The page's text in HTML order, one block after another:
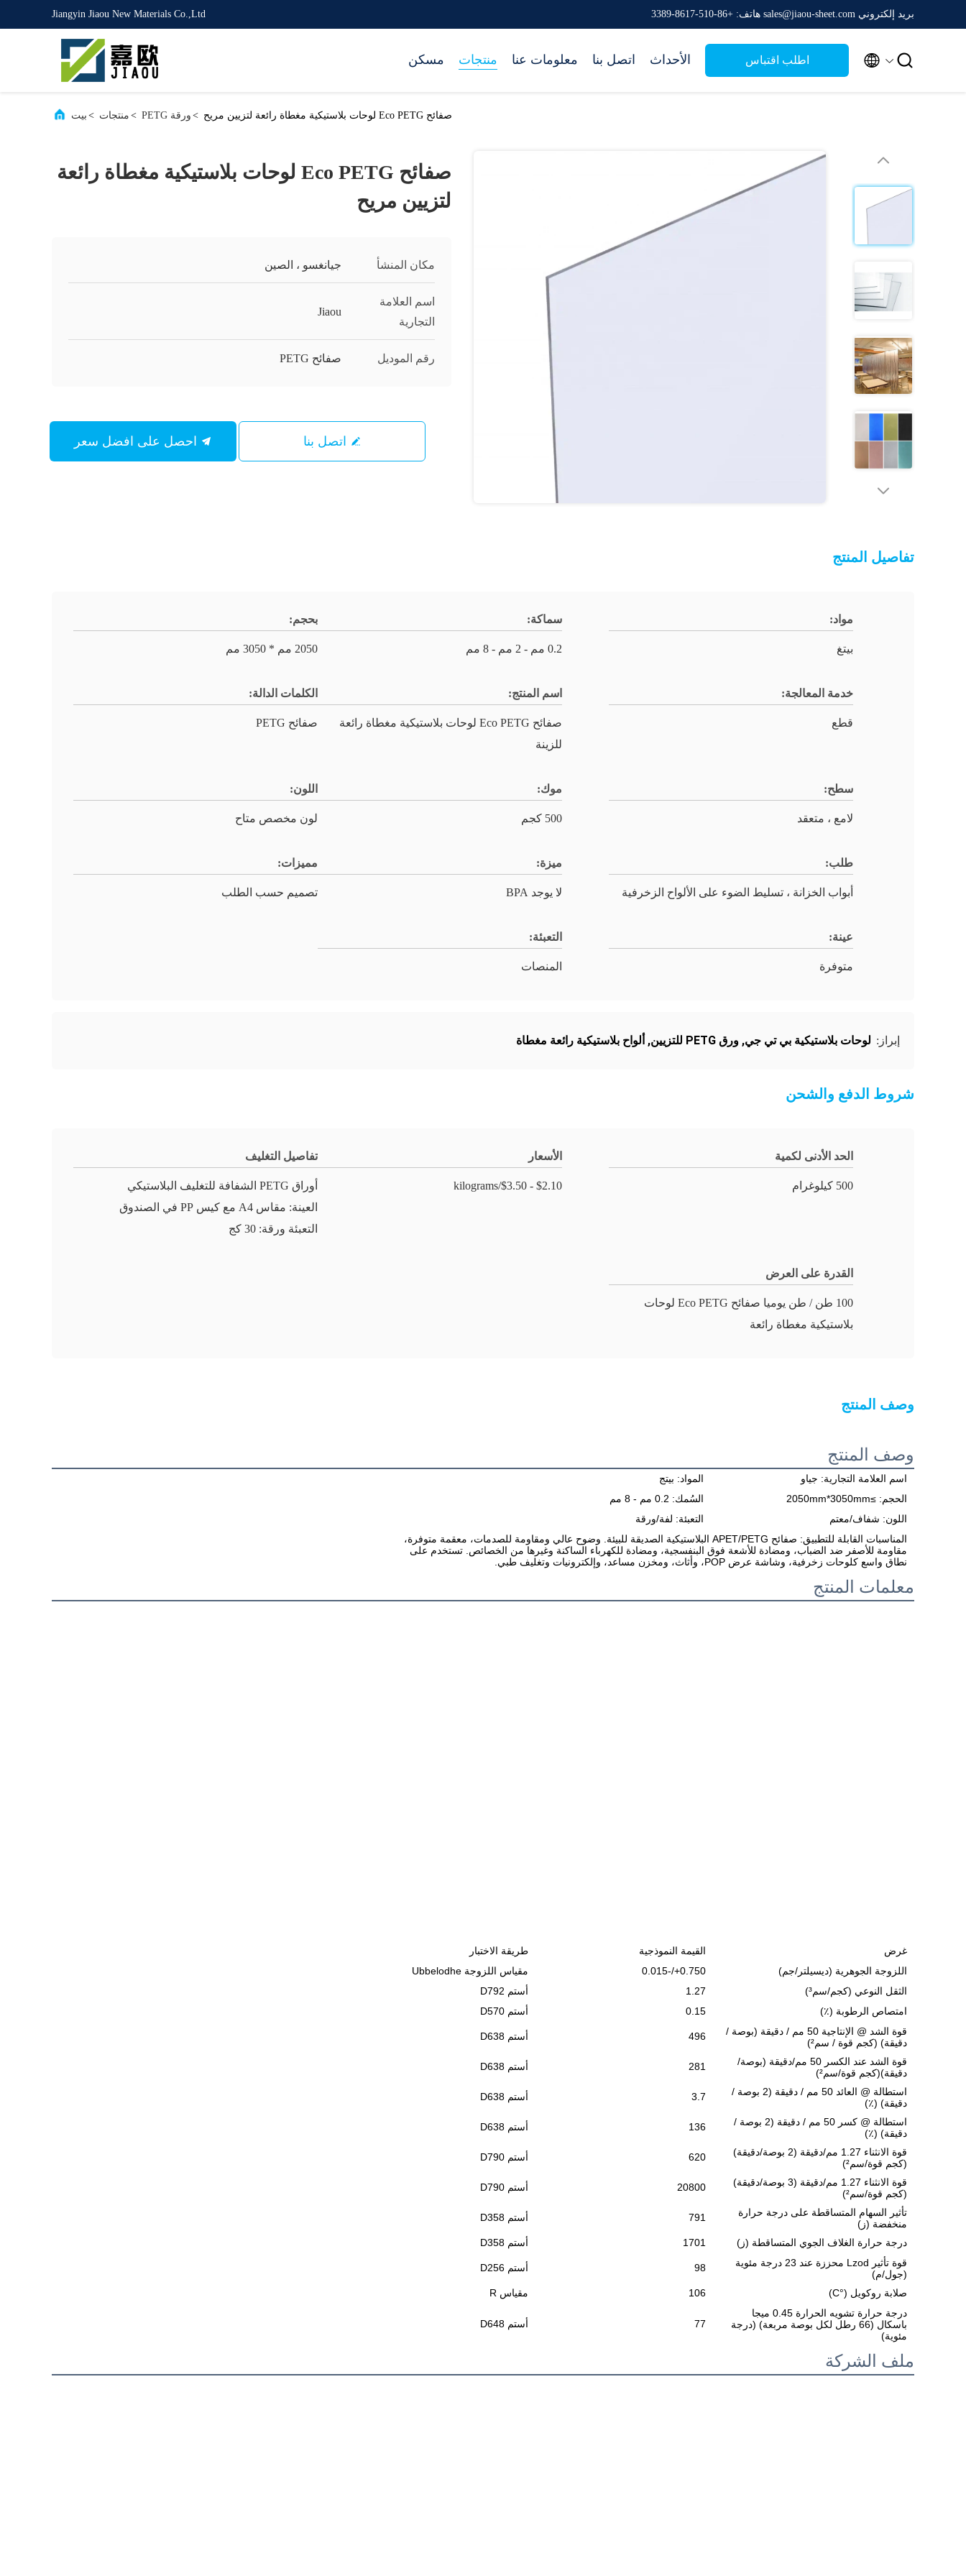
Jiangyin Jiaou New Materials Co.,Ltd بريد إلكتروني sales@jiaou-sheet.com هاتف: +86-510-8617-3389
مسكن منتجات معلومات عنا اتصل بنا الأحداث اطلب اقتباس  
بيت > منتجات > ورقة PETG > صفائح Eco PETG لوحات بلاستيكية مغطاة رائعة لتزيين مريح
صفائح Eco PETG لوحات بلاستيكية مغطاة رائعة
لتزيين مريح
مكان المنشأ جيانغسو ، الصين
اسم العلامة
التجارية
Jiaou
رقم الموديل صفائح PETG
اتصل بنا
تفاصيل المنتج
مواد:
بيتغ
سماكة:
0.2 مم - 2 مم - 8 مم
بحجم:
2050 مم * 3050 مم
خدمة المعالجة:
قطع
اسم المنتج:
صفائح Eco PETG لوحات بلاستيكية مغطاة رائعة
للزينة
الكلمات الدالة:
صفائح PETG
سطح:
لامع ، متعقد
موك:
500 كجم
اللون:
لون مخصص متاح
طلب:
أبواب الخزانة ، تسليط الضوء على الألواح الزخرفية
ميزة:
لا يوجد BPA
مميزات:
تصميم حسب الطلب
عينة:
متوفرة
التعبئة:
المنصات
إبراز: لوحات بلاستيكية بي تي جي, ورق PETG للتزيين , ألواح بلاستيكية رائعة مغطاة
شروط الدفع والشحن
الحد الأدنى لكمية
500 كيلوغرام
الأسعار
$2.10 - $3.50/kilograms
تفاصيل التغليف
أوراق PETG الشفافة للتغليف البلاستيكي
العينة: مقاس A4 مع كيس PP في الصندوق
التعبئة ورقة: 30 كج
القدرة على العرض
100 طن / طن يوميا صفائح Eco PETG لوحات
بلاستيكية مغطاة رائعة
وصف المنتج
وصف المنتج
اسم العلامة التجارية: جياو
المواد: بيتج
الحجم: ≥2050mm*3050mm
السُمك: 0.2 مم - 8 مم
اللون: شفاف/معتم
التعبئة: لفة/ورقة
المناسبات القابلة للتطبيق: صفائح APET/PETG البلاستيكية الصديقة للبيئة. وضوح عالي ومقاومة للصدمات، معقمة متوفرة،
مقاومة للأصفر ضد الضباب، ومضادة للأشعة فوق البنفسجية، ومضادة للكهرباء الساكنة وغيرها من الخصائص. تستخدم على
نطاق واسع كلوحات زخرفية، وشاشة عرض POP، وأثاث، ومخزن مساعد، وإلكترونيات وتغليف طبي.
معلمات المنتج
غرض القيمة النموذجية
طريقة الاختبار
اللزوجة الجوهرية (ديسيلتر/جم)
0.750+/-0.015
مقياس اللزوجة Ubbelodhe
الثقل النوعي (كجم/سم³)
1.27
أستم D792
امتصاص الرطوبة (٪)
0.15
أستم D570
قوة الشد @ الإنتاجية 50 مم / دقيقة (بوصة /
دقيقة) (كجم قوة / سم²)
496 أستم D638
قوة الشد عند الكسر 50 مم/دقيقة (بوصة/
دقيقة)(كجم قوة/سم²)
281 أستم D638
استطالة @ العائد 50 مم / دقيقة (2 بوصة /
دقيقة) (٪)
3.7 أستم D638
استطالة @ كسر 50 مم / دقيقة (2 بوصة /
دقيقة) (٪)
136 أستم D638
قوة الانثناء 1.27 مم/دقيقة (2 بوصة/دقيقة)
(كجم قوة/سم²)
620 أستم D790
قوة الانثناء 1.27 مم/دقيقة (3 بوصة/دقيقة)
(كجم قوة/سم²)
20800 أستم D790
تأثير السهام المتساقطة على درجة حرارة
منخفضة (ز)
791 أستم D358
درجة حرارة الغلاف الجوي المتساقطة (ز) 1701
أستم D358
قوة تأثير Lzod محززة عند 23 درجة مئوية
(جول/م)
98 أستم D256
صلابة روكويل (°C) 106
مقياس R
درجة حرارة تشويه الحرارة 0.45 ميجا
باسكال (66 رطل لكل بوصة مربعة) (درجة
مئوية)
77 أستم D648
ملف الشركة